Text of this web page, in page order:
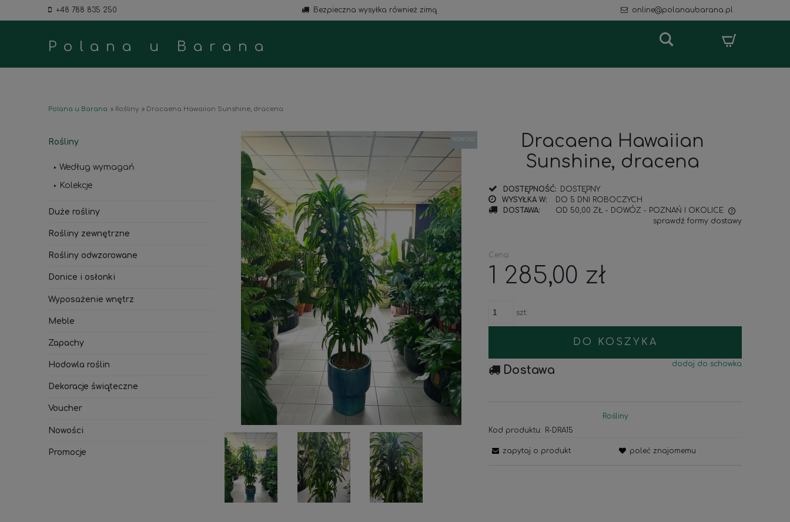
+48 788 835 250 Bezpieczna wysyłka również zimą online@polanaubarana.pl
Polana u Barana
Polana u Barana » Rośliny » Dracaena Hawaiian Sunshine, dracena
Rośliny
Według wymagań
Kolekcje
Duże rośliny
Rośliny zewnętrzne
Rośliny odwzorowane
Donice i osłonki
Wyposażenie wnętrz
Meble
Zapachy
Hodowla roślin
Dekoracje świąteczne
Voucher
Nowości
Promocje
NOWOŚĆ
Dracaena Hawaiian
Sunshine, dracena
DOSTĘPNOŚĆ:
DOSTĘPNY
WYSYŁKA W:
DO 5 DNI ROBOCZYCH
DOSTAWA:
OD 50,00 ZŁ - DOWÓZ - POZNAŃ I OKOLICE
sprawdź formy dostawy
Cena:
1 285,00 zł
szt.
DO KOSZYKA
dodaj do schowka
Dostawa
Rośliny
Kod produktu:
R-DRA15
zapytaj o produkt poleć znajomemu